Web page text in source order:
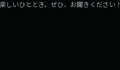
しいひととき。ぜひ、お聞きください！